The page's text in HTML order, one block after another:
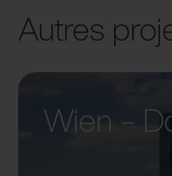
Autres
Wien –